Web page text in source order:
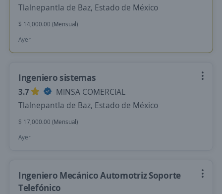
Tlalnepantla de Baz, Estado de México
$ 14,000.00 (Mensual)
Ayer
Ingeniero sistemas
3.7
MINSA COMERCIAL
Tlalnepantla de Baz, Estado de México
$ 17,000.00 (Mensual)
Ayer
Ingeniero Mecánico Automotriz Soporte
Telefónico